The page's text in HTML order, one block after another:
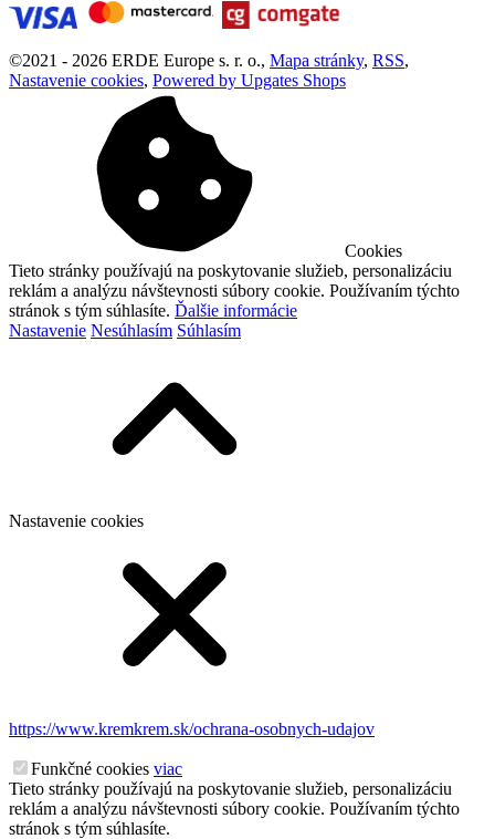
©2021 - 2026 ERDE Europe s. r. o., Mapa stránky, RSS,
Nastavenie cookies, Powered by Upgates Shops
Cookies
Tieto stránky používajú na poskytovanie služieb, personalizáciu
reklám a analýzu návštevnosti súbory cookie. Používaním týchto
stránok s tým súhlasíte. Ďalšie informácie
Nastavenie Nesúhlasím Súhlasím
Nastavenie cookies
https://www.kremkrem.sk/ochrana-osobnych-udajov
Funkčné cookies viac
Tieto stránky používajú na poskytovanie služieb, personalizáciu
reklám a analýzu návštevnosti súbory cookie. Používaním týchto
stránok s tým súhlasíte.